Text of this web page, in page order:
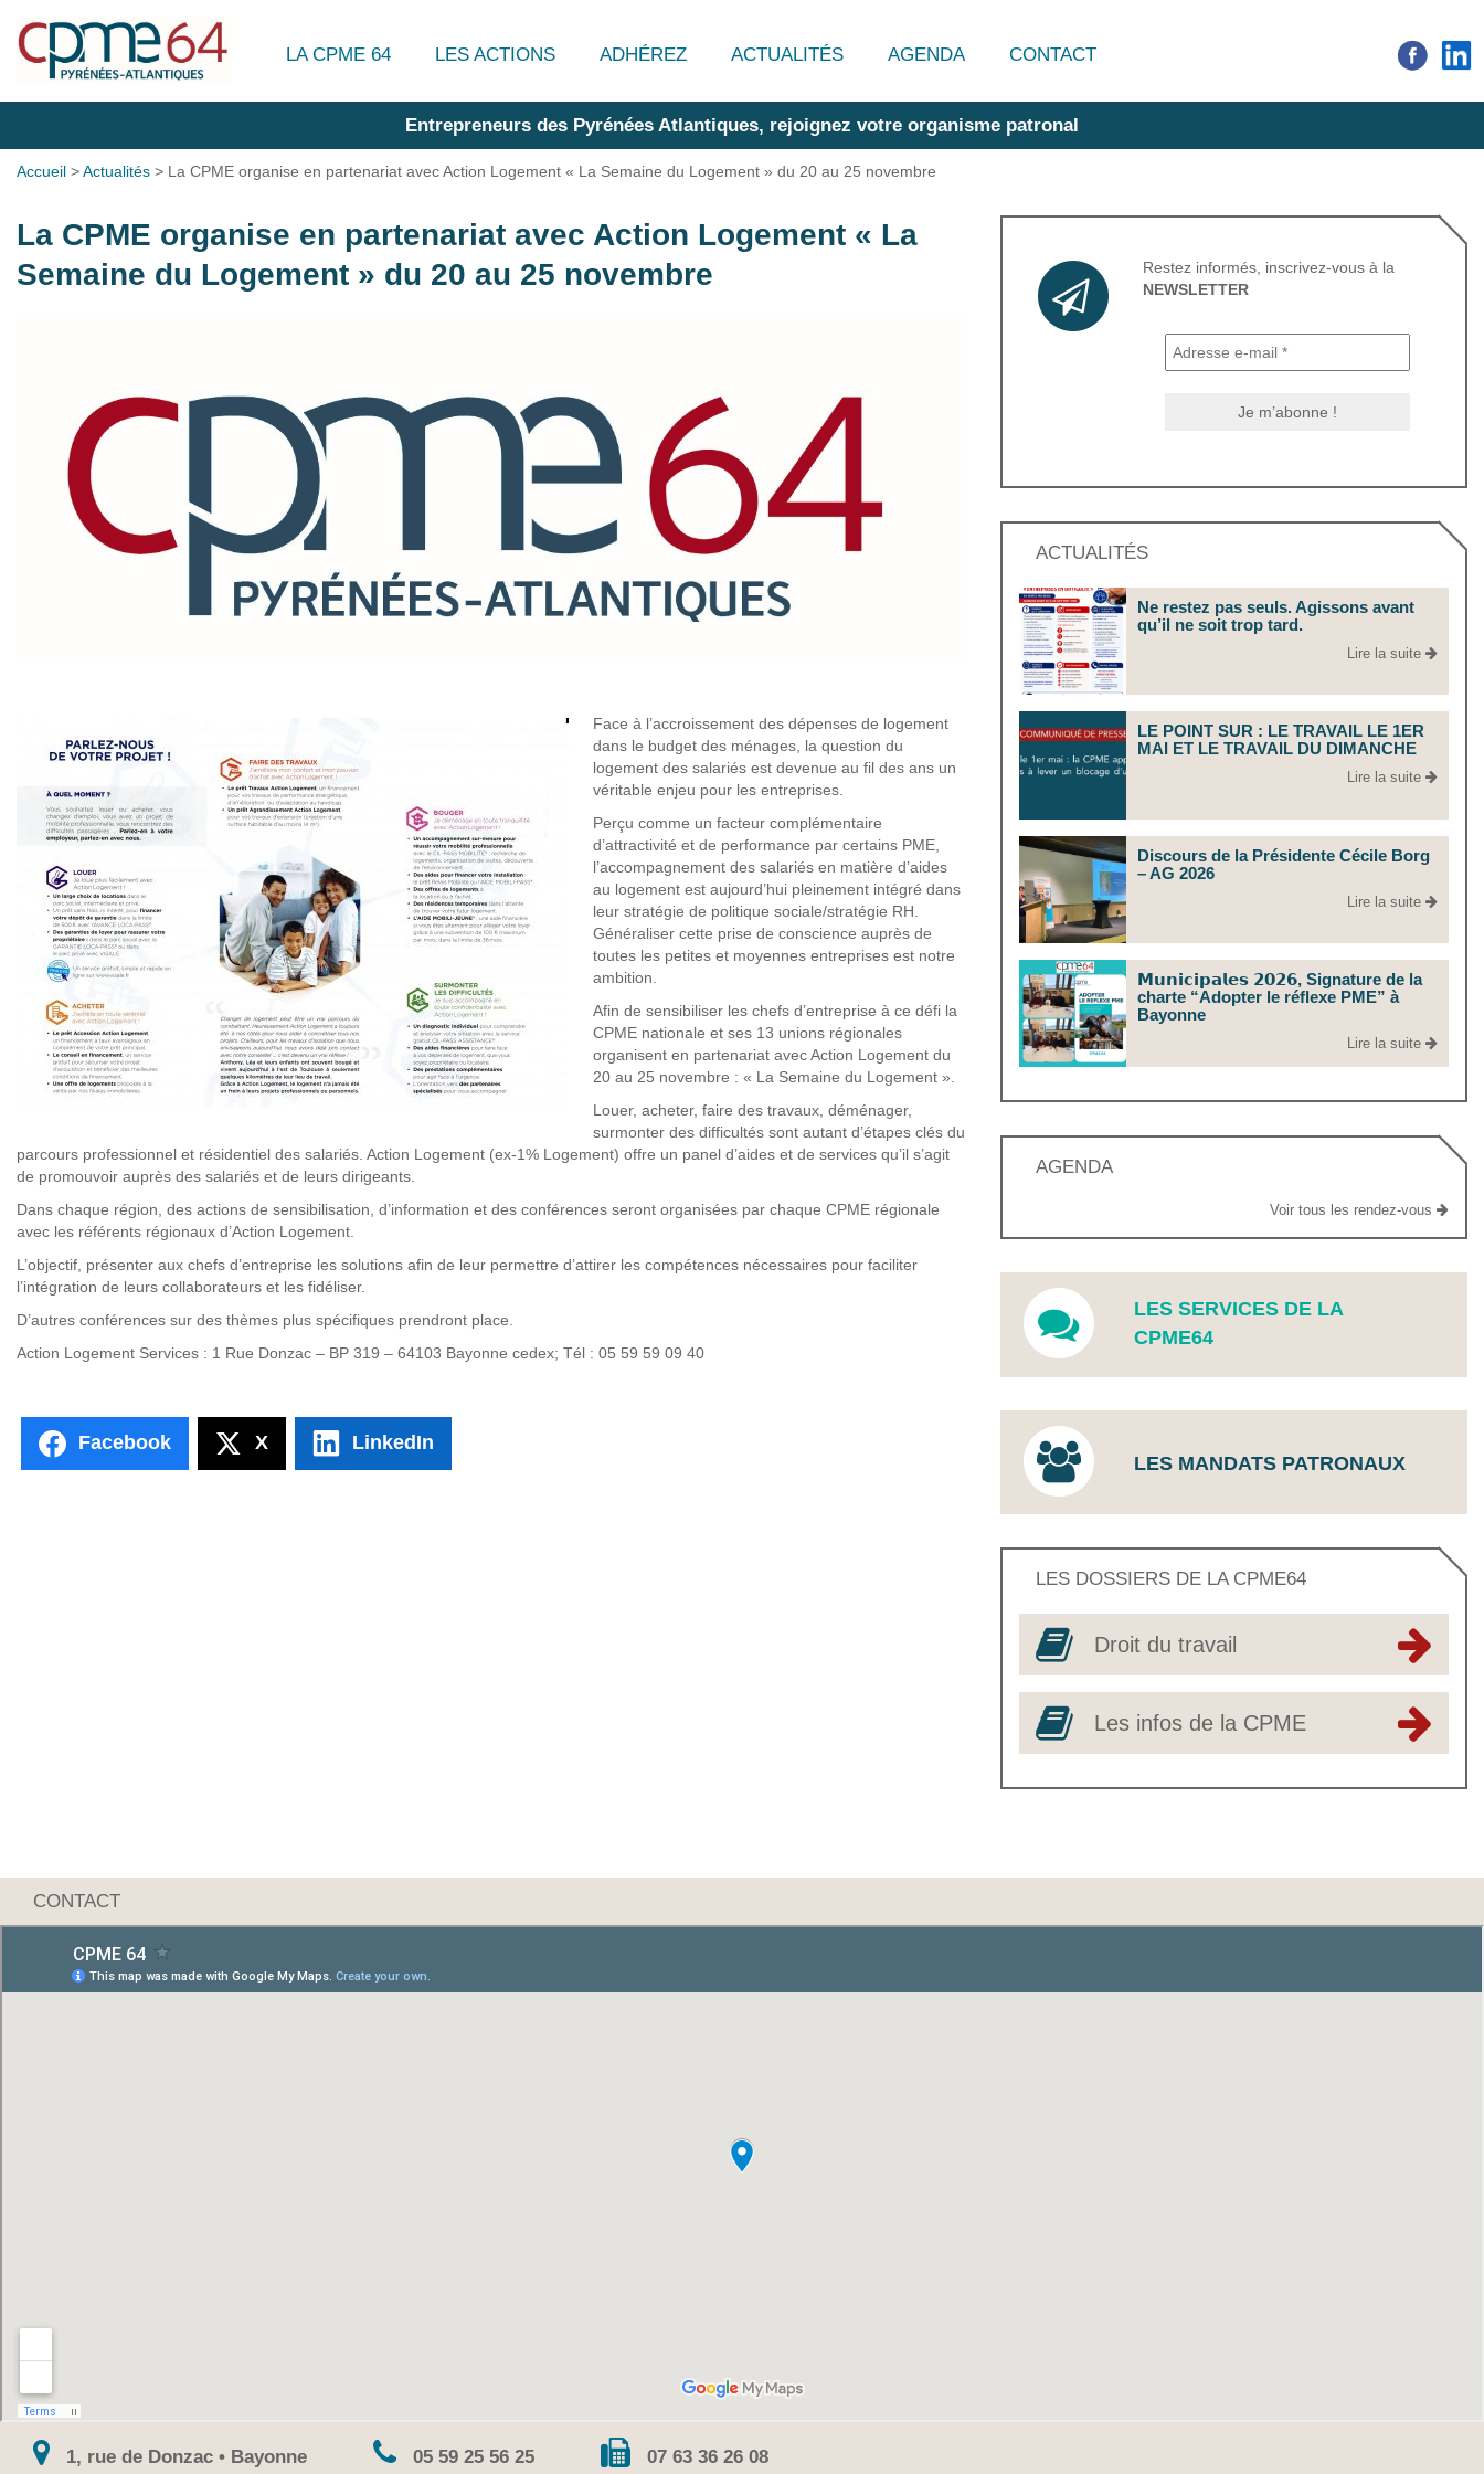
LA CPME 64 LES ACTIONS ADHÉREZ ACTUALITÉS AGENDA CONTACT
Entrepreneurs des Pyrénées Atlantiques, rejoignez votre organisme patronal
Accueil >Actualités > La CPME organise en partenariat avec Action Logement « La Semaine du Logement » du 20 au 25 novembre
La CPME organise en partenariat avec Action Logement « La
Semaine du Logement » du 20 au 25 novembre
Face à l’accroissement des dépenses de logement
dans le budget des ménages, la question du
logement des salariés est devenue au fil des ans un
véritable enjeu pour les entreprises.
Perçu comme un facteur complémentaire
d’attractivité et de performance par certains PME,
l’accompagnement des salariés en matière d’aides
au logement est aujourd’hui pleinement intégré dans
leur stratégie de politique sociale/stratégie RH.
Généraliser cette prise de conscience auprès de
toutes les petites et moyennes entreprises est notre
ambition.
Afin de sensibiliser les chefs d’entreprise à ce défi la
CPME nationale et ses 13 unions régionales
organisent en partenariat avec Action Logement du
20 au 25 novembre : « La Semaine du Logement ».
Louer, acheter, faire des travaux, déménager,
surmonter des difficultés sont autant d’étapes clés du
parcours professionnel et résidentiel des salariés. Action Logement (ex-1% Logement) offre un panel d’aides et de services qu’il s’agit
de promouvoir auprès des salariés et de leurs dirigeants.
Dans chaque région, des actions de sensibilisation, d’information et des conférences seront organisées par chaque CPME régionale
avec les référents régionaux d’Action Logement.
L’objectif, présenter aux chefs d’entreprise les solutions afin de leur permettre d’attirer les compétences nécessaires pour faciliter
l’intégration de leurs collaborateurs et les fidéliser.
D’autres conférences sur des thèmes plus spécifiques prendront place.
Action Logement Services : 1 Rue Donzac – BP 319 – 64103 Bayonne cedex; Tél : 05 59 59 09 40
Facebook X LinkedIn
Restez informés, inscrivez-vous à la
NEWSLETTER
ACTUALITÉS
Ne restez pas seuls. Agissons avant
qu’il ne soit trop tard.
Lire la suite
LE POINT SUR : LE TRAVAIL LE 1ER
MAI ET LE TRAVAIL DU DIMANCHE
Lire la suite
Discours de la Présidente Cécile Borg
– AG 2026
Lire la suite
𝗠𝘂𝗻𝗶𝗰𝗶𝗽𝗮𝗹𝗲𝘀 𝟮𝟬𝟮𝟲, Signature de la
charte “Adopter le réflexe PME” à
Bayonne
Lire la suite
AGENDA
Voir tous les rendez-vous
LES SERVICES DE LA
CPME64
LES MANDATS PATRONAUX
LES DOSSIERS DE LA CPME64
Droit du travail
Les infos de la CPME
CONTACT
1, rue de Donzac • Bayonne 05 59 25 56 25 07 63 36 26 08